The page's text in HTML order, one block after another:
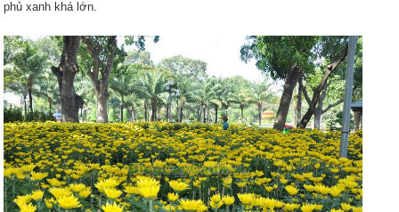
phủ xanh khá lớn.